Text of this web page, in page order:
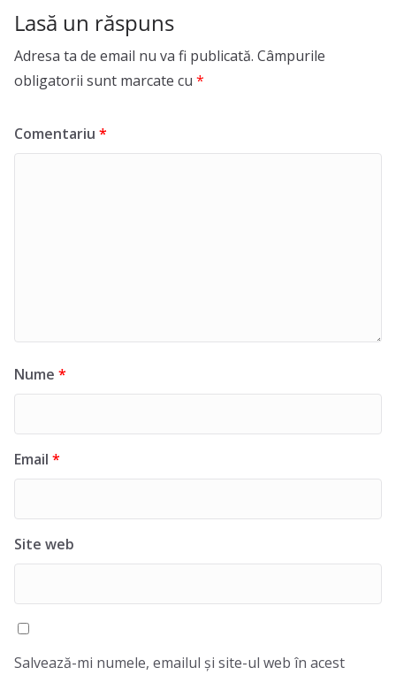
Lasă un răspuns
Adresa ta de email nu va fi publicată. Câmpurile
obligatorii sunt marcate cu *
Comentariu *
Nume *
Email *
Site web
Salvează-mi numele, emailul și site-ul web în acest